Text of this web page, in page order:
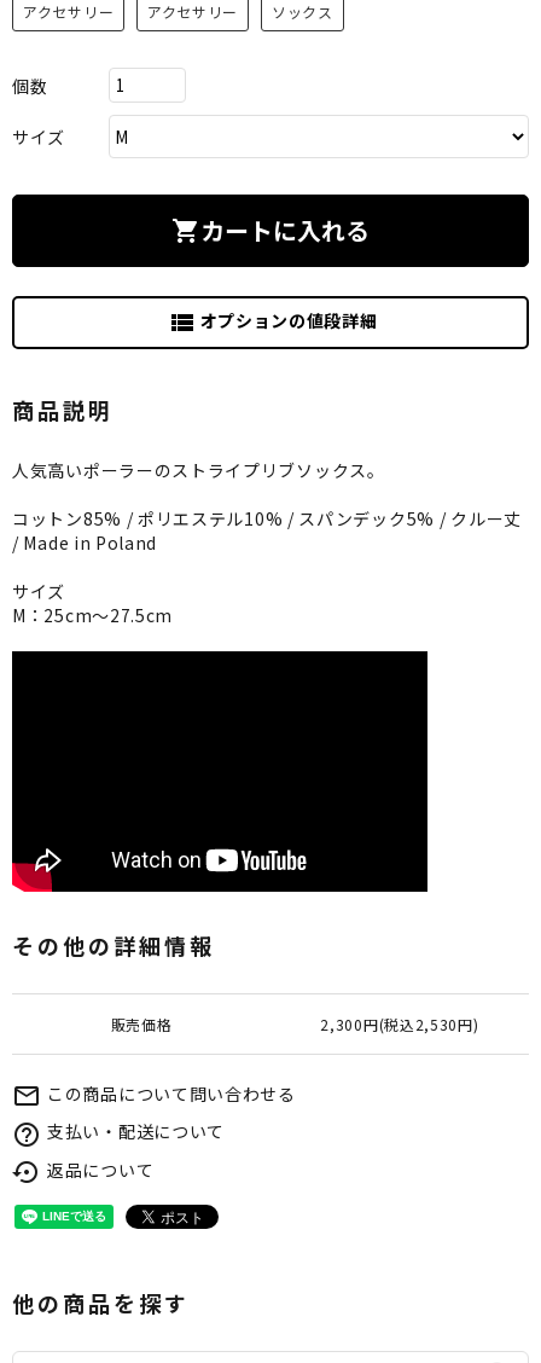
アクセサリー アクセサリー ソックス
個数
サイズ
shopping_cart カートに入れる
view_list オプションの値段詳細
商品説明
人気高いポーラーのストライプリブソックス。
コットン85% / ポリエステル10% / スパンデック5% / クルー丈
/ Made in Poland
サイズ
M：25cm～27.5cm
その他の詳細情報
販売価格 2,300円(税込2,530円)
mail_outline この商品について問い合わせる
help_outline 支払い・配送について
settings_backup_restore 返品について
他の商品を探す